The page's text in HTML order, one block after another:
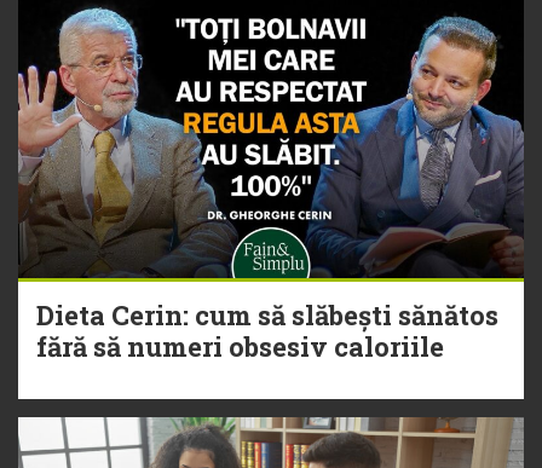
Dieta Cerin: cum să slăbești sănătos
fără să numeri obsesiv caloriile